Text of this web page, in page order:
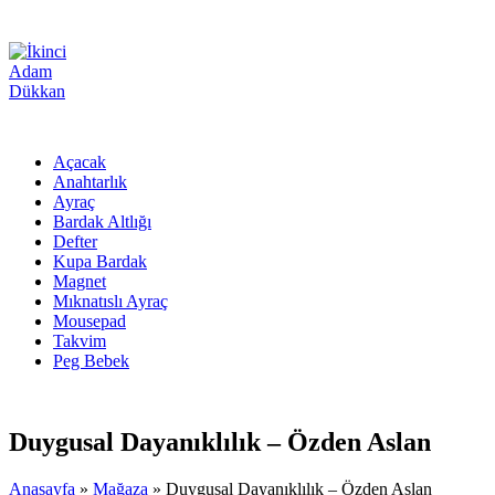
Açacak
Anahtarlık
Ayraç
Bardak Altlığı
Defter
Kupa Bardak
Magnet
Mıknatıslı Ayraç
Mousepad
Takvim
Peg Bebek
Duygusal Dayanıklılık – Özden Aslan
Anasayfa » Mağaza » Duygusal Dayanıklılık – Özden Aslan